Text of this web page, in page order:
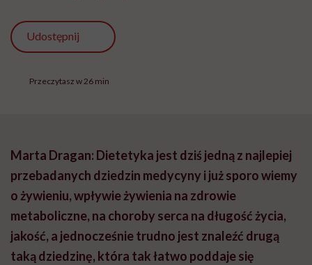
Udostępnij
Przeczytasz w 26 min
Marta Dragan: Dietetyka jest dziś jedną z najlepiej
przebadanych dziedzin medycyny i już sporo wiemy
o żywieniu, wpływie żywienia na zdrowie
metaboliczne, na choroby serca na długość życia,
jakość, a jednocześnie trudno jest znaleźć drugą
taką dziedzinę, która tak łatwo poddaje się